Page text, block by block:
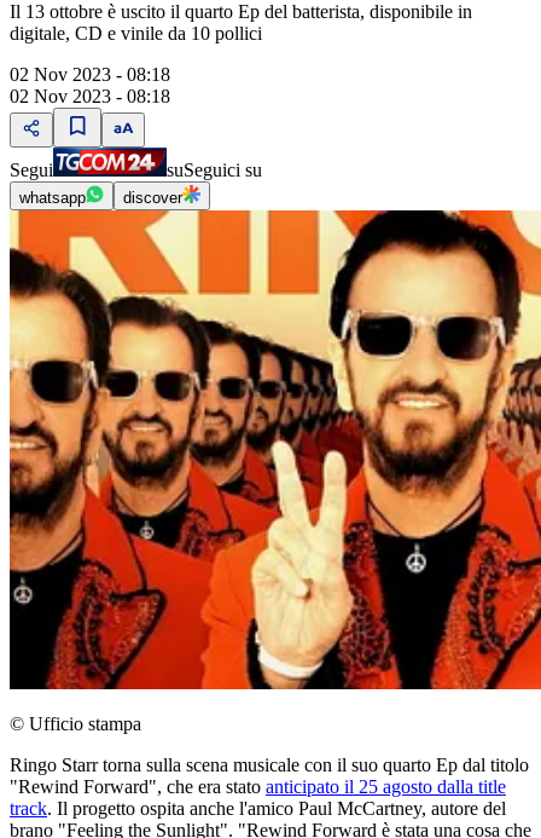
Il 13 ottobre è uscito il quarto Ep del batterista, disponibile in
digitale, CD e vinile da 10 pollici
02 Nov 2023 - 08:18
02 Nov 2023 - 08:18
Segui suSeguici su
whatsapp discover
© Ufficio stampa
Ringo Starr torna sulla scena musicale con il suo quarto Ep dal titolo
"Rewind Forward", che era stato anticipato il 25 agosto dalla title
track. Il progetto ospita anche l'amico Paul McCartney, autore del
brano "Feeling the Sunlight". "Rewind Forward è stata una cosa che